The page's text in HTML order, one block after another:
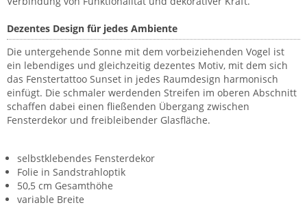
Dezentes Design für jedes Ambiente
Die untergehende Sonne mit dem vorbeiziehenden Vogel ist
ein lebendiges und gleichzeitig dezentes Motiv, mit dem sich
das Fenstertattoo Sunset in jedes Raumdesign harmonisch
einfügt. Die schmaler werdenden Streifen im oberen Abschnitt
schaffen dabei einen fließenden Übergang zwischen
Fensterdekor und freibleibender Glasfläche.
selbstklebendes Fensterdekor
Folie in Sandstrahloptik
50,5 cm Gesamthöhe
variable Breite